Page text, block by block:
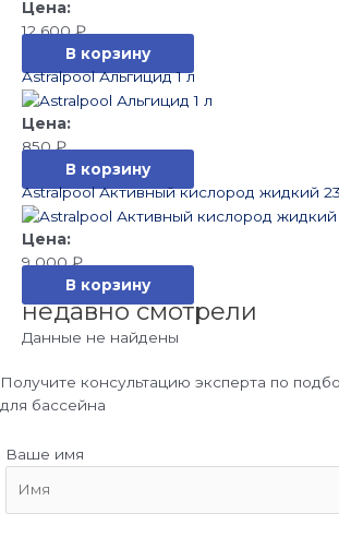
12 600₽
В корзину
Astralpool Альгицид 1 л
850₽
В корзину
Astralpool Активный кислород жидкий
9 000₽
В корзину
недавно смотрели
Данные не найдены
Получите консультацию эксперта по
для бассейна
Ваше имя